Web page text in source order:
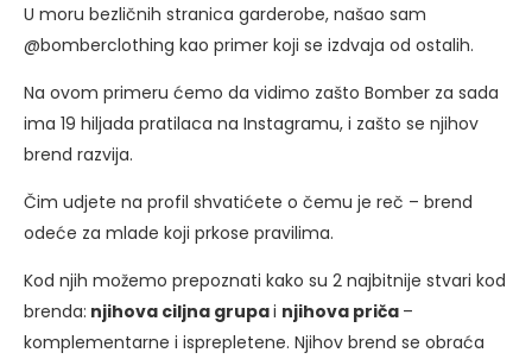
U moru bezličnih stranica garderobe, našao sam
@bomberclothing kao primer koji se izdvaja od ostalih.
Na ovom primeru ćemo da vidimo zašto Bomber za sada
ima 19 hiljada pratilaca na Instagramu, i zašto se njihov
brend razvija.
Čim udjete na profil shvatićete o čemu je reč – brend
odeće za mlade koji prkose pravilima.
Kod njih možemo prepoznati kako su 2 najbitnije stvari kod
brenda: njihova ciljna grupai njihova priča –
komplementarne i isprepletene. Njihov brend se obraća